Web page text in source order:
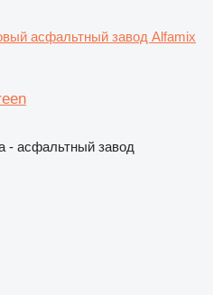
асфальтный завод Alfamix
- асфальтный завод